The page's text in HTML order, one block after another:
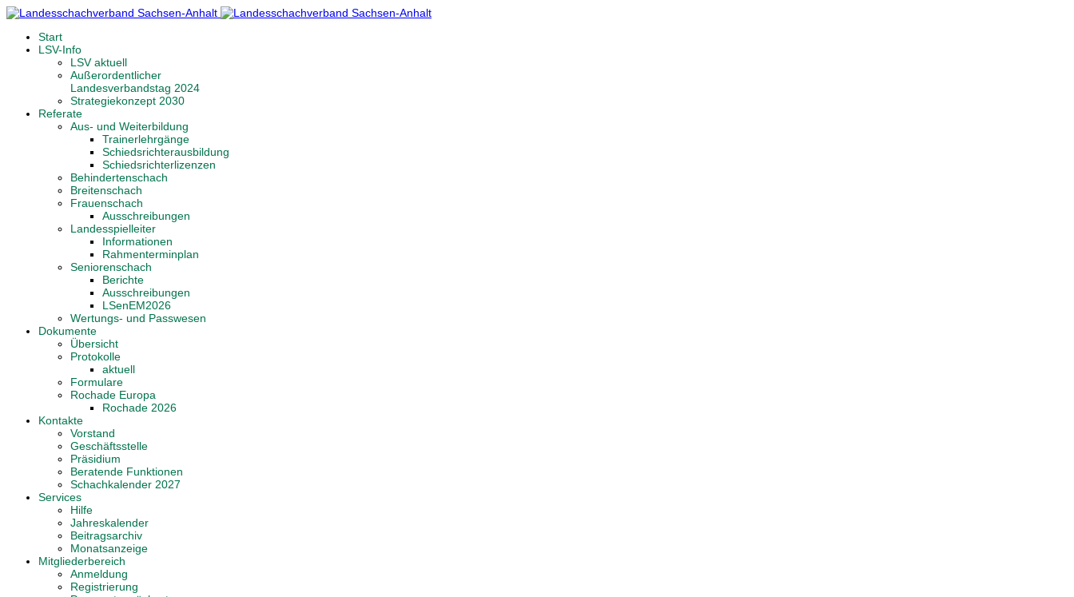
Start
LSV-Info
LSV aktuell
Außerordentlicher
Landesverbandstag 2024
Strategiekonzept 2030
Referate
Aus- und Weiterbildung
Trainerlehrgänge
Schiedsrichterausbildung
Schiedsrichterlizenzen
Behindertenschach
Breitenschach
Frauenschach
Ausschreibungen
Landesspielleiter
Informationen
Rahmenterminplan
Seniorenschach
Berichte
Ausschreibungen
LSenEM2026
Wertungs- und Passwesen
Dokumente
Übersicht
Protokolle
aktuell
Formulare
Rochade Europa
Rochade 2026
Kontakte
Vorstand
Geschäftsstelle
Präsidium
Beratende Funktionen
Schachkalender 2027
Services
Hilfe
Jahreskalender
Beitragsarchiv
Monatsanzeige
Mitgliederbereich
Anmeldung
Registrierung